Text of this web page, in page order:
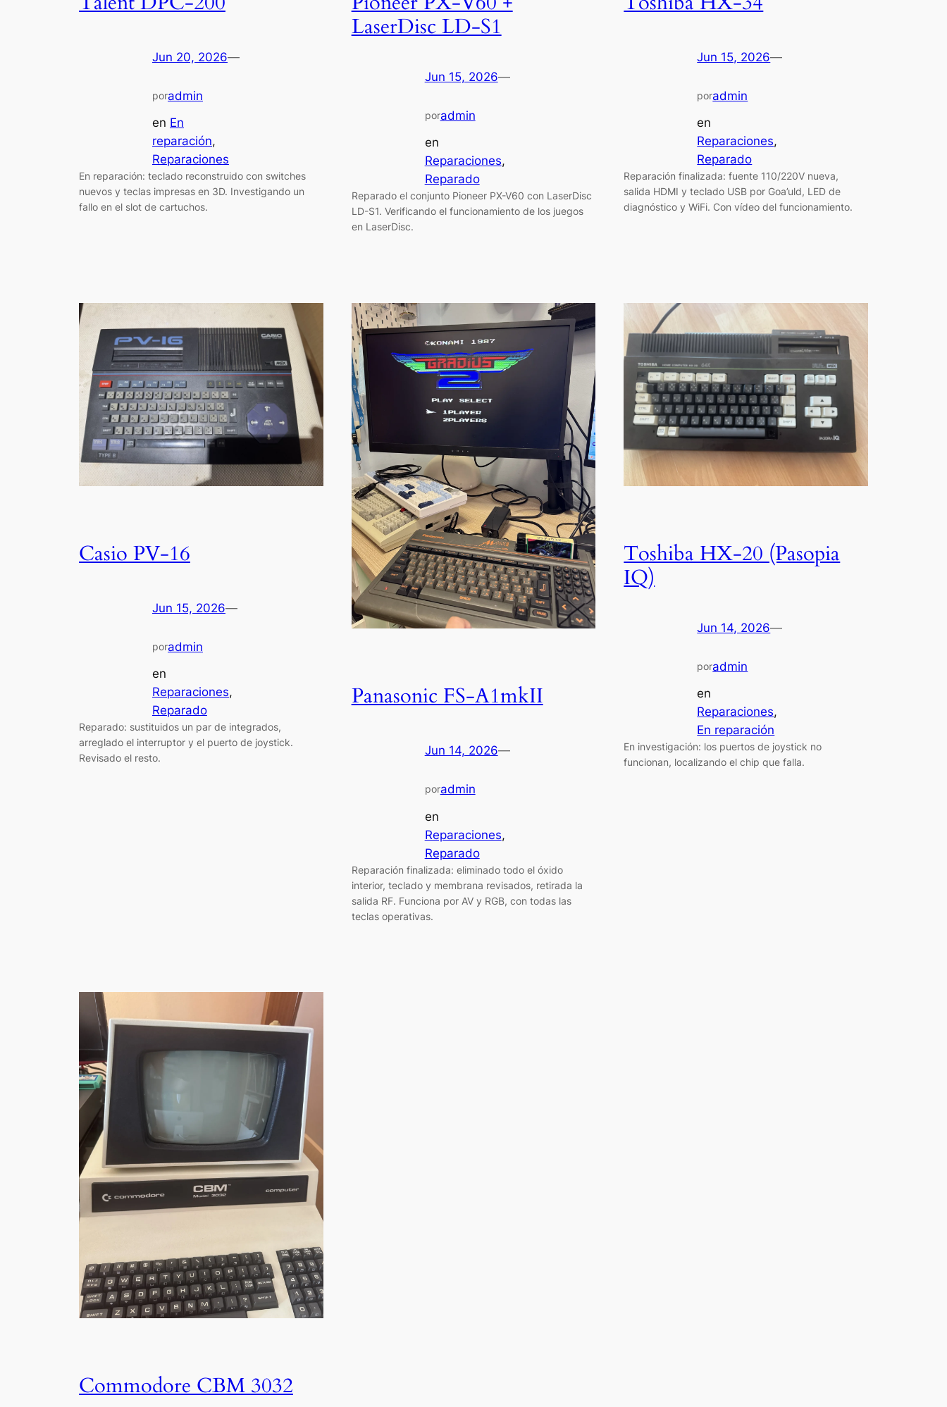
Jun 20, 2026—
poradmin
en En
reparación
Reparaciones
En reparación: teclado reconstruido con switches
nuevos y teclas impresas en 3D. Investigando un
fallo en el slot de cartuchos.
LaserDisc LD-S1
Jun 15, 2026—
poradmin
en
Reparaciones
Reparado
Reparado el conjunto Pioneer PX-V60 con LaserDisc
LD-S1. Verificando el funcionamiento de los juegos
en LaserDisc.
Jun 15, 2026—
poradmin
en
Reparaciones
Reparado
Reparación finalizada: fuente 110/220V nueva,
salida HDMI y teclado USB por Goa’uld, LED de
diagnóstico y WiFi. Con vídeo del funcionamiento.
Casio PV-16
Jun 15, 2026—
poradmin
en
Reparaciones
Reparado
Reparado: sustituidos un par de integrados,
arreglado el interruptor y el puerto de joystick.
Revisado el resto.
Panasonic FS-A1mkII
Jun 14, 2026—
poradmin
en
Reparaciones
Reparado
Reparación finalizada: eliminado todo el óxido
interior, teclado y membrana revisados, retirada la
salida RF. Funciona por AV y RGB, con todas las
teclas operativas.
Toshiba HX-20 (Pasopia
IQ)
Jun 14, 2026—
poradmin
en
Reparaciones
En reparación
En investigación: los puertos de joystick no
funcionan, localizando el chip que falla.
Commodore CBM 3032